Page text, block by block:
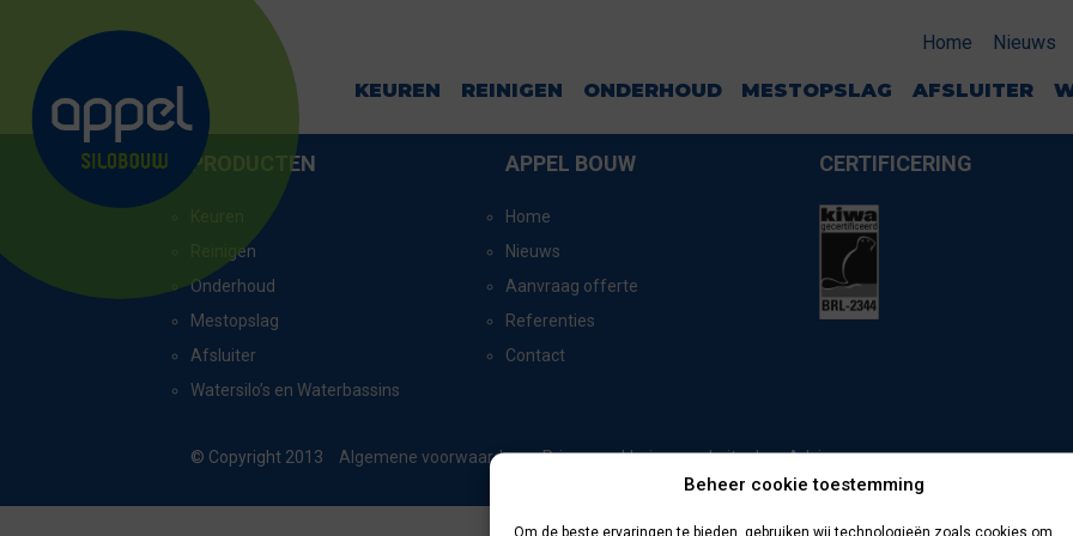
Beheer cookie toestemming
Om de beste ervaringen te bieden, gebruiken wij technologieën zoals cookies om
Home Nieuws
KEUREN REINIGEN ONDERHOUD MESTOPSLAG AFSLUITER
MARIENHEEM
PRODUCTEN
Reinigen
Onderhoud
Mestopslag
Afsluiter
Watersilo’s en Waterbassins
APPEL BOUW
Home
Nieuws
Aanvraag offerte
Referenties
Contact
CERTIFICERING
© Copyright 2013 Algemene voorwaarden Privacyverklaring website doorAdvice